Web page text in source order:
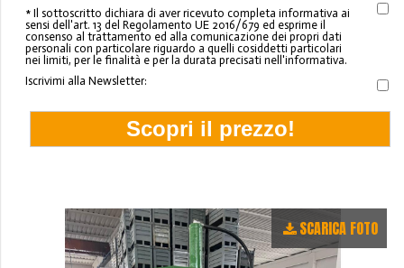
* Il sottoscritto dichiara di aver ricevuto completa informativa ai
sensi dell'art. 13 del Regolamento UE 2016/679 ed esprime il
consenso al trattamento ed alla comunicazione dei propri dati
personali con particolare riguardo a quelli cosiddetti particolari
nei limiti, per le finalità e per la durata precisati nell'informativa.
Iscrivimi alla Newsletter:
SCARICA FOTO